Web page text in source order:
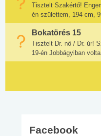
Tisztelt Szakértő!
én születtem, 194 cm,
Bokatörés 15
Tisztelt Dr. nő / Dr. úr!
19-én Jobbágyiban
Facebook